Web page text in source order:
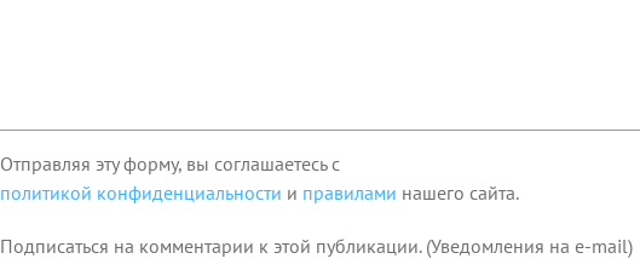
Отправляя эту форму, вы соглашаетесь с
политикой конфиденциальности и правилами нашего сайта.
Подписаться на комментарии к этой публикации. (Уведомления на e-mail)